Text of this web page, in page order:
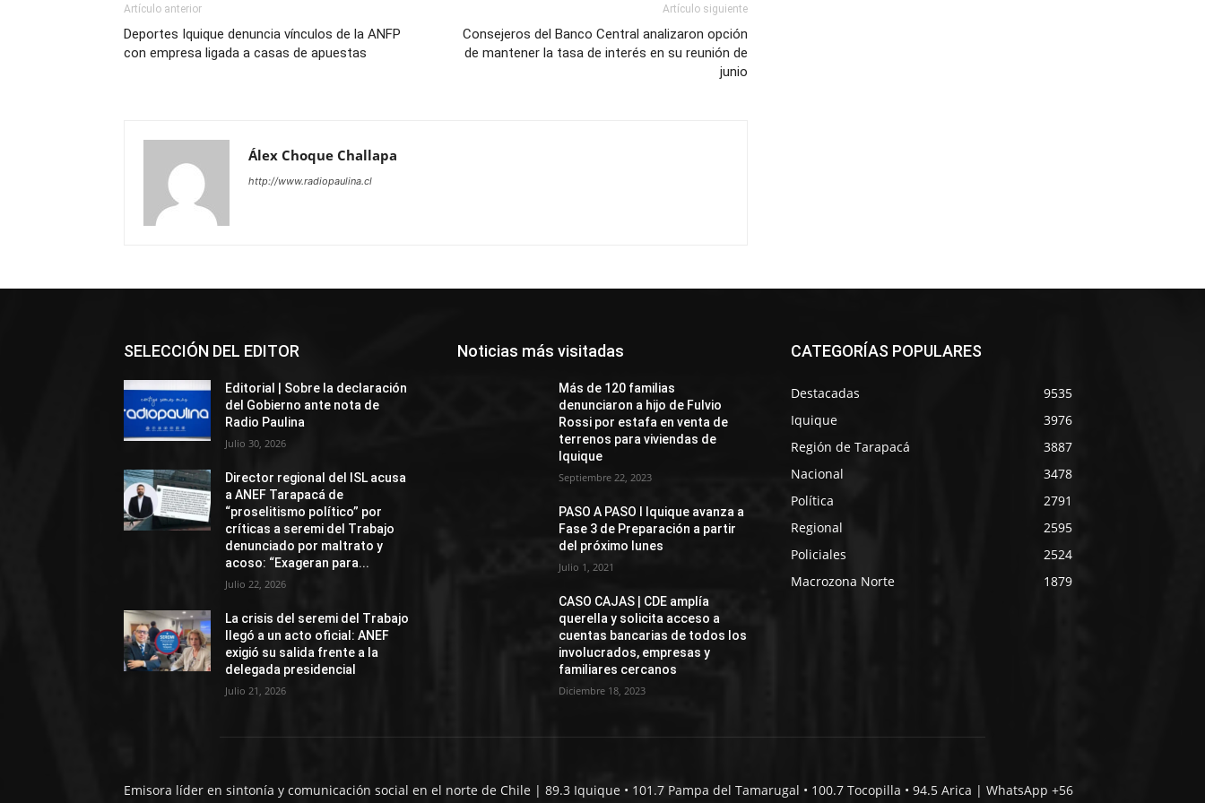
Artículo anterior
Deportes Iquique denuncia vínculos de la ANFP
con empresa ligada a casas de apuestas
Artículo siguiente
Consejeros del Banco Central analizaron opción
de mantener la tasa de interés en su reunión de
junio
Álex Choque Challapa
http://www.radiopaulina.cl
SELECCIÓN DEL EDITOR
Editorial | Sobre la declaración
del Gobierno ante nota de
Radio Paulina
Julio 30, 2026
Director regional del ISL acusa
a ANEF Tarapacá de
“proselitismo político” por
críticas a seremi del Trabajo
denunciado por maltrato y
acoso: “Exageran para...
Julio 22, 2026
La crisis del seremi del Trabajo
llegó a un acto oficial: ANEF
exigió su salida frente a la
delegada presidencial
Julio 21, 2026
Noticias más visitadas
Más de 120 familias
denunciaron a hijo de Fulvio
Rossi por estafa en venta de
terrenos para viviendas de
Iquique
Septiembre 22, 2023
PASO A PASO I Iquique avanza a
Fase 3 de Preparación a partir
del próximo lunes
Julio 1, 2021
CASO CAJAS | CDE amplía
querella y solicita acceso a
cuentas bancarias de todos los
involucrados, empresas y
familiares cercanos
Diciembre 18, 2023
CATEGORÍAS POPULARES
Destacadas
9535
Iquique
3976
Región de Tarapacá
3887
Nacional
3478
Política
2791
Regional
2595
Policiales
2524
Macrozona Norte
1879
Emisora líder en sintonía y comunicación social en el norte de Chile | 89.3 Iquique • 101.7 Pampa del Tamarugal • 100.7 Tocopilla • 94.5 Arica | WhatsApp +56